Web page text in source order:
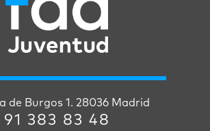
de Burgos 1. 28036 Madrid
91 383 83 48